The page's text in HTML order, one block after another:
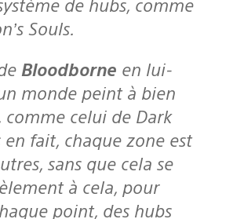
Souls.
Bloodborne en lui-
monde peint à bien
comme celui de Dark
en fait, chaque zone est
sans que cela se
à cela, pour
point, des hubs